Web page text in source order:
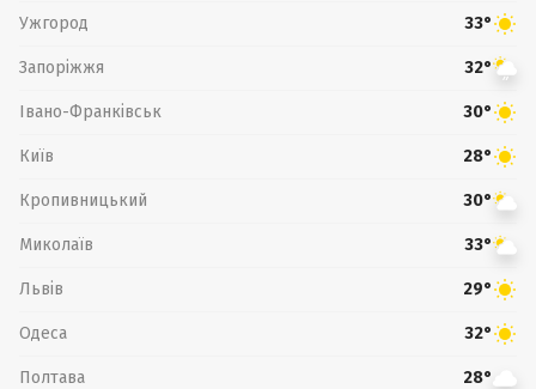
Ужгород 33°
Запоріжжя 32°
Івано-Франківськ 30°
Київ 28°
Кропивницький 30°
Миколаїв 33°
Львів 29°
Одеса 32°
Полтава 28°